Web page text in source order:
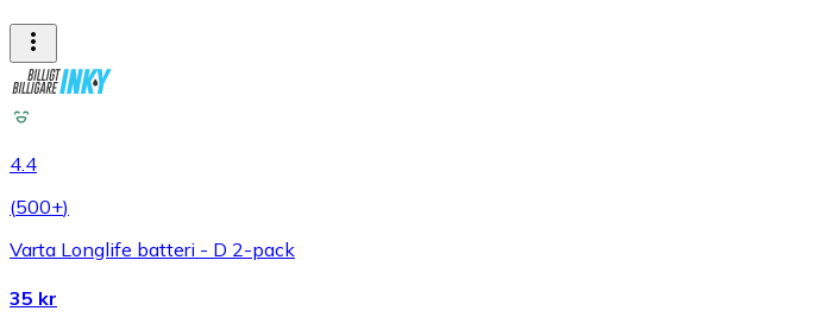
4.4
(500+)
Varta Longlife batteri - D 2-pack
35 kr